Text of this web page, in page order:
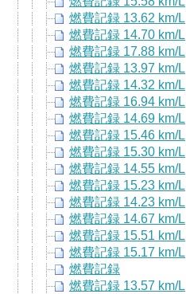
燃費記録 13.62 km/L
燃費記録 14.70 km/L
燃費記録 17.88 km/L
燃費記録 13.97 km/L
燃費記録 14.32 km/L
燃費記録 16.94 km/L
燃費記録 14.69 km/L
燃費記録 15.46 km/L
燃費記録 15.30 km/L
燃費記録 14.55 km/L
燃費記録 15.23 km/L
燃費記録 14.23 km/L
燃費記録 14.67 km/L
燃費記録 15.51 km/L
燃費記録 15.17 km/L
燃費記録
燃費記録 13.57 km/L